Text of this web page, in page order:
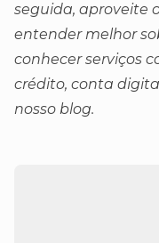
seguida, aproveite
entender melhor
conhecer serviços
crédito, conta
nosso blog.